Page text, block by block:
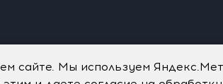
сайте. Мы используем